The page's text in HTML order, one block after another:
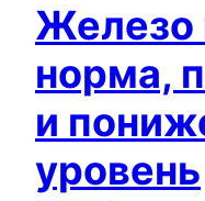
Железо
норма,
и
уровень